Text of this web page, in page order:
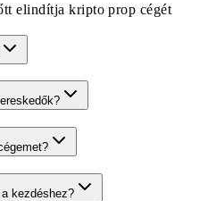
elindítja kripto prop cégét
kezdéshez?